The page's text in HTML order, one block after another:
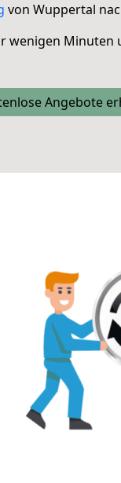
von Wuppertal
wenigen Minuten
Angebote